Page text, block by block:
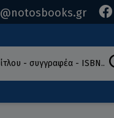
- συγγραφέα - ISBN